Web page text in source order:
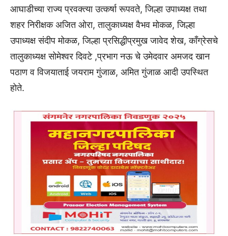
आघाडीच्या राज्य प्रवक्त्या उत्कर्षा रूपवते, जिल्हा उपाध्यक्ष तथा
शहर निरीक्षक अजित ओरा, तालुकाध्यक्ष वैभव मोकळ, जिल्हा
उपाध्यक्ष संदीप मोकळ, जिल्हा प्रसिद्धीप्रमुख जावेद शेख, काँग्रेसचे
तालुकाध्यक्ष सोमेश्वर दिवटे ,प्रभाग नऊ चे उमेदवार अमजद खान
पठाण व विजयाताई जयराम गुंजाळ, अमित गुंजाळ आदी उपस्थित
होते.